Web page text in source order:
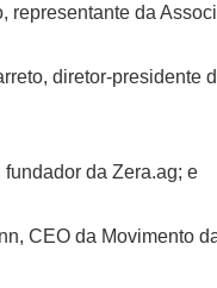
representante da
diretor-presidente
da Zera.ag; e
CEO da Movimento